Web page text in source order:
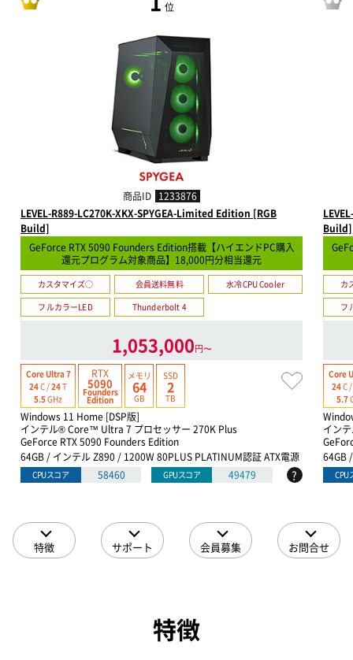
位
商品ID 1233876
LEVEL-R889-LC270K-XKX-SPYGEA-Limited Edition [RGB
Build]
GeForce RTX 5090 Founders Edition搭載【ハイエンドPC購入
還元プログラム対象商品】18,000円分相当還元
カスタマイズ○ 会員送料無料
水冷CPU Cooler
フルカラーLED
Thunderbolt 4
1,053,000円〜
Core Ultra 7
24C /24T
5.5GHz
RTX
5090
Founders
Edition
メモリ
64
GB
SSD
2
TB
Windows 11 Home [DSP版]
インテル® Core™ Ultra 7 プロセッサー 270K Plus
GeForce RTX 5090 Founders Edition
64GB / インテル Z890 / 1200W 80PLUS PLATINUM認証 ATX電源
CPUスコア 58460 GPUスコア 49479 ?
Build]
カ
フ
Core
24C /
5.7
イン
64GB
CPU
特徴 サポート 会員募集 お問合せ
特徴